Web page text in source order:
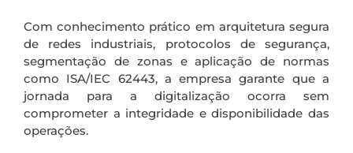
Com conhecimento prático em arquitetura segura
de redes industriais, protocolos de segurança,
segmentação de zonas e aplicação de normas
como ISA/IEC 62443, a empresa garante que a
jornada para a digitalização ocorra sem
comprometer a integridade e disponibilidade das
operações.